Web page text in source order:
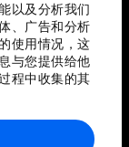
以及分析我们
、广告和分析
使用情况，这
与您提供给他
程中收集的其